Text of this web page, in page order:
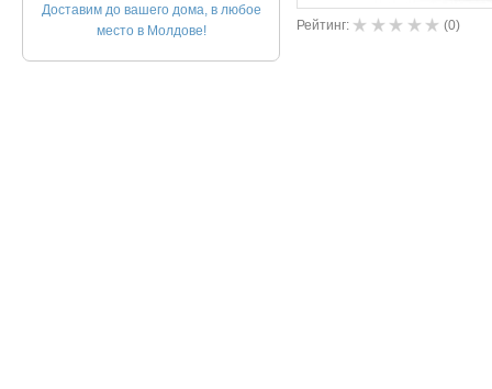
Доставим до вашего дома, в любое
место в Молдове!
Рейтинг: (0)